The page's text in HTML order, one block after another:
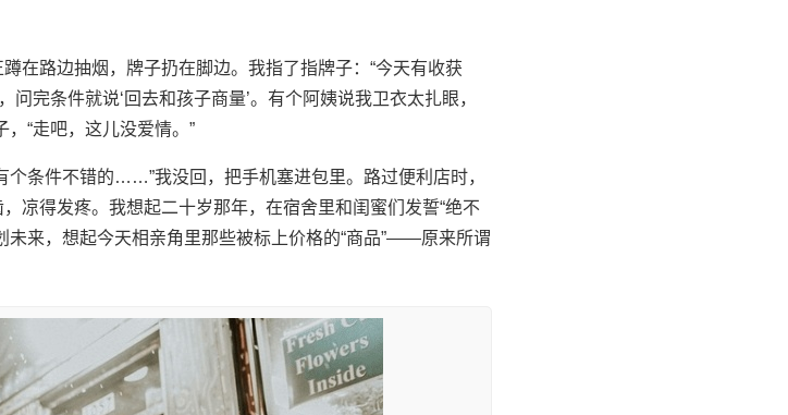
在路边抽烟，牌子扔在脚边。我指了指牌子：“今天有收获
完条件就说‘回去和孩子商量’。有个阿姨说我卫衣太扎眼，
“走吧，这儿没爱情。”
个条件不错的……”我没回，把手机塞进包里。路过便利店时，
凉得发疼。我想起二十岁那年，在宿舍里和闺蜜们发誓“绝不
未来，想起今天相亲角里那些被标上价格的“商品”——原来所谓